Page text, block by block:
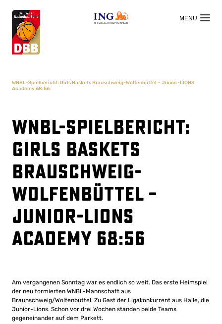
OFFIZIELLER HAUPTSPONSOR
WNBL-Spielbericht: Girls Baskets Brauschweig-Wolfenbüttel – Junior-LIONS
Academy 68:56
WNBL-Spielbericht:
Girls Baskets
Brauschweig-
Wolfenbüttel –
Junior-LIONS
Academy 68:56
Am vergangenen Sonntag war es endlich so weit. Das erste Heimspiel
der neu formierten WNBL-Mannschaft aus
Braunschweig/Wolfenbüttel. Zu Gast der Ligakonkurrent aus Halle, die
Junior-Lions. Schon vor drei Wochen standen beide Teams
gegeneinander auf dem Parkett.